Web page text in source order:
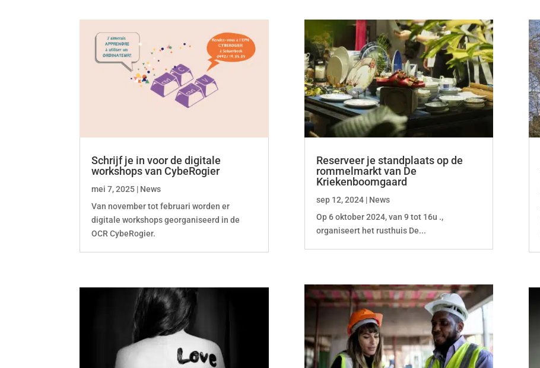
Schrijf je in voor de digitale
workshops van CybeRogier
mei 7, 2025 | News
Van november tot februari worden er
digitale workshops georganiseerd in de
OCR CybeRogier.
Reserveer je standplaats op de
rommelmarkt van De
Kriekenboomgaard
sep 12, 2024| News
Op 6 oktober 2024, van 9 tot 16u .,
organiseert het rusthuis De...